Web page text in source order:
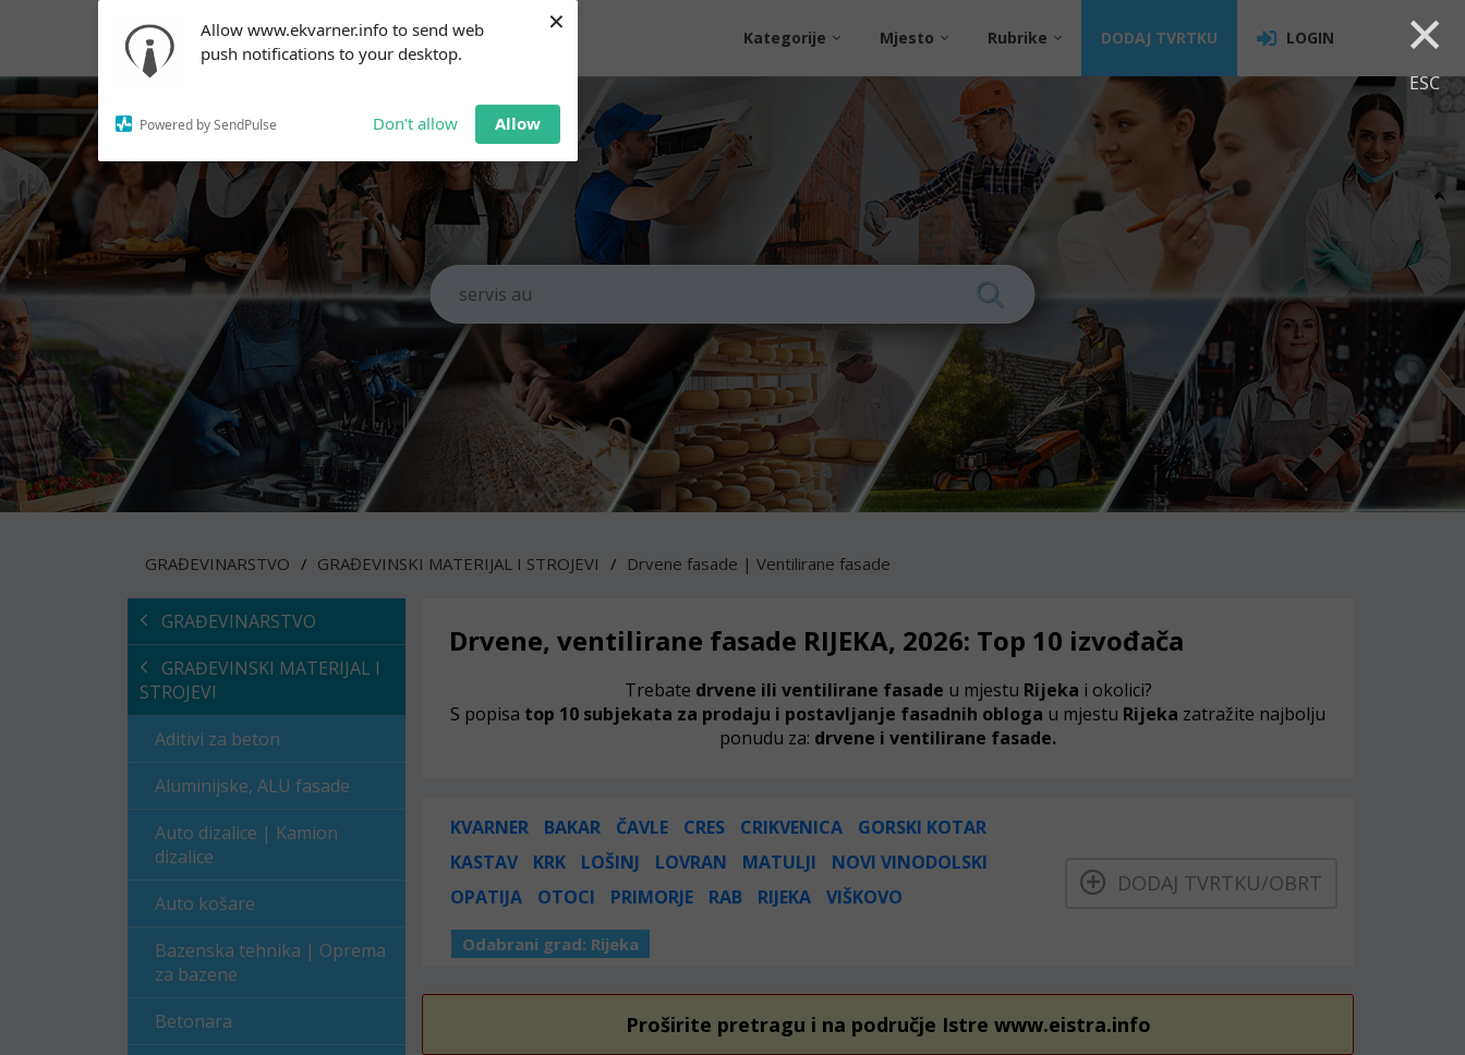
Allow www.ekvarner.info to send web
push notifications to your desktop.
Powered by SendPulse Don't allow Allow
× ×
ESC
notifications!
To enable permission prompts, click
on the notification icon
Kategorije Mjesto Rubrike DODAJ TVRTKU LOGIN
GRAĐEVINARSTVO GRAĐEVINSKI MATERIJAL I STROJEVI Drvene fasade | Ventilirane fasade
GRAĐEVINARSTVO
GRAĐEVINSKI MATERIJAL I
STROJEVI
Aditivi za beton
Aluminijske, ALU fasade
Auto dizalice | Kamion
dizalice
Auto košare
Bazenska tehnika | Oprema
za bazene
Betonara
Drvene, ventilirane fasade RIJEKA, 2026: Top 10 izvođača
Trebate drvene ili ventilirane fasade u mjestu Rijeka i okolici?
S popisa top 10 subjekata za prodaju i postavljanje fasadnih obloga u mjestu Rijeka zatražite najbolju
ponudu za: drvene i ventilirane fasade.
KVARNER BAKAR ČAVLE CRES CRIKVENICA
GORSKI KOTAR
KASTAV
KRK LOŠINJ LOVRAN MATULJI
NOVI VINODOLSKI
OPATIJA
OTOCI PRIMORJE RAB RIJEKA VIŠKOVO
Odabrani grad: Rijeka
DODAJ TVRTKU/OBRT
Proširite pretragu i na područje Istre www.eistra.info